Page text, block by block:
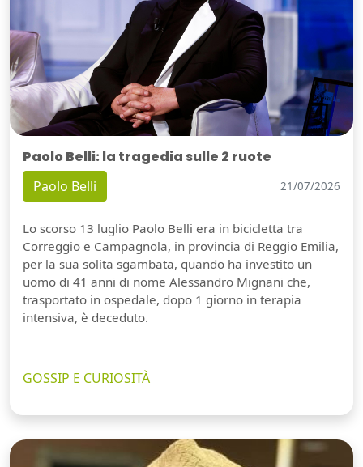
Paolo Belli: la tragedia sulle 2 ruote
Paolo Belli 21/07/2026
Lo scorso 13 luglio Paolo Belli era in bicicletta tra
Correggio e Campagnola, in provincia di Reggio Emilia,
per la sua solita sgambata, quando ha investito un
uomo di 41 anni di nome Alessandro Mignani che,
trasportato in ospedale, dopo 1 giorno in terapia
intensiva, è deceduto.
GOSSIP E CURIOSITÀ